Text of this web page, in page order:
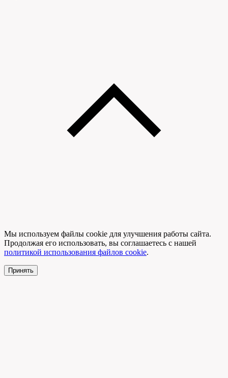
Мы используем файлы cookie для улучшения работы сайта.
Продолжая его использовать, вы соглашаетесь с нашей
политикой использования файлов cookie.
Принять